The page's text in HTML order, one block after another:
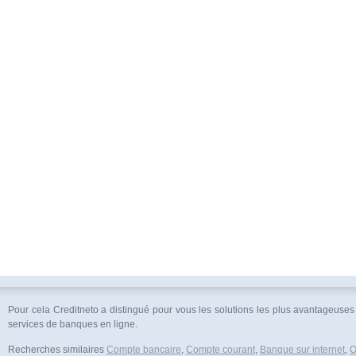
Pour cela Creditneto a distingué pour vous les solutions les plus
services de banques en ligne.
Recherches similaires Compte bancaire, Compte courant, Banque sur internet,